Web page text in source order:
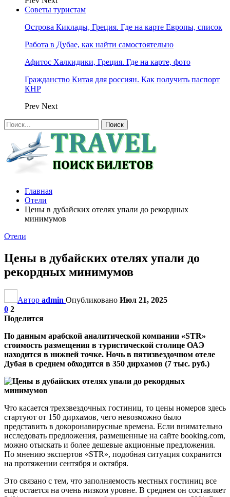
Советы туристам
Острова Киклады, Греция. Где на карте Европы, список
Работа в Дубае, как найти самостоятельно
Афитос Халкидики, Греция. Где на карте, фото
Гражданство Китая для россиян. Как получить паспорт
КНР
Prev Next
Главная
Отели
Цены в дубайских отелях упали до рекордных
минимумов
Отели
Цены в дубайских отелях упали до
рекордных минимумов
Автор admin Опубликовано Июл 21, 2025
0 2
Поделится
По данным арабской аналитической компании «STR»
стоимость размещения в туристической столице ОАЭ
находится в нижней точке. Ночь в пятизвездочном отеле
Дубая в среднем обходится в 350 дирхамов (7 тыс. руб.)
Что касается трехзвездочных гостиниц, то цены номеров здесь
стартуют от 150 дирхамов, чего невозможно было
представить в докоронавирусные времена. Если внимательно
исследовать предложения, размещенные на сайте booking.com,
можно отыскать и более дешевые акционные предложения.
По мнению экспертов «STR», подобная ситуация сохранится
на протяжении сентября и октября.
Это связано с тем, что заполняемость местных гостиниц все
еще остается на очень низком уровне. В среднем он составляет